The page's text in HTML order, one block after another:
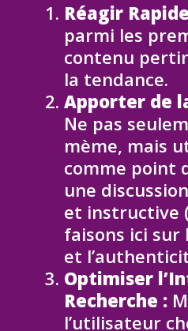
Réagir
parmi les
contenu
la tendance.
Apporter de
Ne pas
mème, mais
comme point
une
et instructive
faisons ici sur
et
Optimiser
Recherche :
l’utilisateur